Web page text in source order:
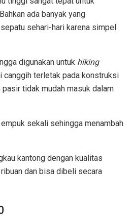
ada banyak yang
sehari-hari karena simpel
digunakan untuk hiking
canggih terletak pada konstruksi
tidak mudah masuk dalam
sekali sehingga menambah
kantong dengan kualitas
dan bisa dibeli secara